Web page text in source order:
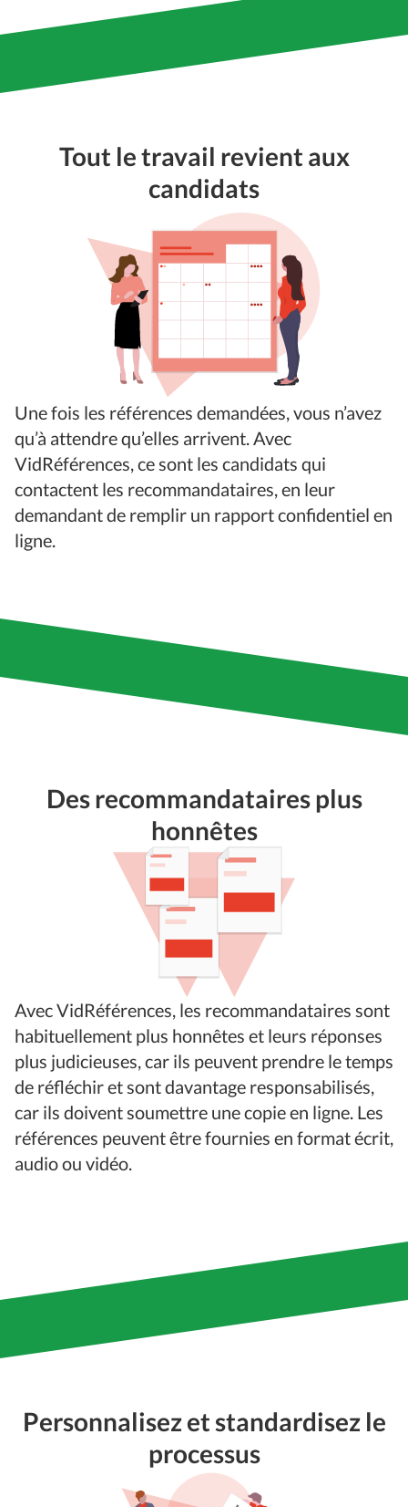
Tout le travail revient aux
candidats
Une fois les références demandées, vous n’avez
qu’à attendre qu’elles arrivent. Avec
VidRéférences, ce sont les candidats qui
contactent les recommandataires, en leur
demandant de remplir un rapport confidentiel en
ligne.
Des recommandataires plus
honnêtes
Avec VidRéférences, les recommandataires sont
habituellement plus honnêtes et leurs réponses
plus judicieuses, car ils peuvent prendre le temps
de réfléchir et sont davantage responsabilisés,
car ils doivent soumettre une copie en ligne. Les
références peuvent être fournies en format écrit,
audio ou vidéo.
Personnalisez et standardisez le
processus